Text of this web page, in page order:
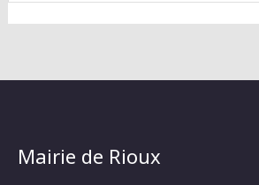
Mairie de Rioux